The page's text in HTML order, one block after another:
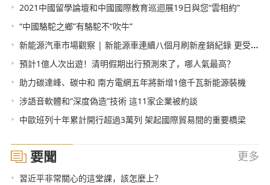
• 2021中國留學論壇和中國國際教育巡迴展19日與您“雲相約”
• “中國駱駝之鄉”有駱駝不“吹牛”
• 新能源汽車市場觀察 | 新能源車連續八個月刷新産銷紀錄 更受年輕人青睞
• 預計1億人次出遊！清明假期出行預測來了，哪人氣最高？
• 助力碳達峰、碳中和 南方電網五年將新增1億千瓦新能源裝機
• 涉語音軟體和“深度偽造”技術 這11家企業被約談
• 中歐班列十年累計開行超過3萬列 架起國際貿易間的重要橋梁
要聞 更多
• 習近平非常關心的這堂課，該怎麼上？